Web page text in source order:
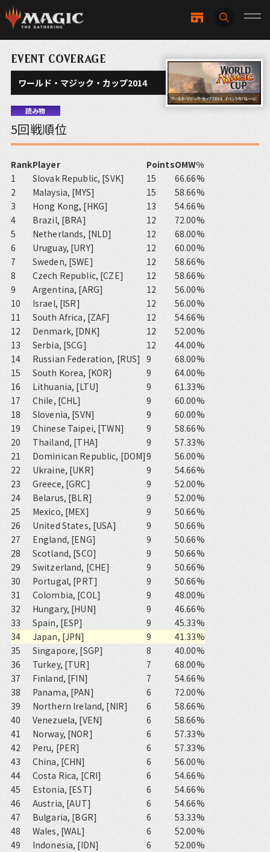
EVENT COVERAGE
ワールド・マジック・カップ2014
読み物
5回戦順位
RankPlayer PointsOMW%
1
Slovak Republic, [SVK] 15
66.66%
2
Malaysia, [MYS] 15
58.66%
3
Hong Kong, [HKG] 13
54.66%
4
Brazil, [BRA] 12
72.00%
5
Netherlands, [NLD] 12
68.00%
6
Uruguay, [URY] 12
60.00%
7
Sweden, [SWE] 12
58.66%
8
Czech Republic, [CZE] 12
58.66%
9
Argentina, [ARG] 12
56.00%
10
Israel, [ISR] 12
56.00%
11
South Africa, [ZAF] 12
54.66%
12
Denmark, [DNK] 12
52.00%
13
Serbia, [SCG] 12
44.00%
14
Russian Federation, [RUS] 9
68.00%
15
South Korea, [KOR] 9
64.00%
16
Lithuania, [LTU] 9
61.33%
17
Chile, [CHL] 9
60.00%
18
Slovenia, [SVN] 9
60.00%
19
Chinese Taipei, [TWN] 9
58.66%
20
Thailand, [THA] 9
57.33%
21
Dominican Republic, [DOM]9
56.00%
22
Ukraine, [UKR] 9
54.66%
23
Greece, [GRC] 9
52.00%
24
Belarus, [BLR] 9
52.00%
25
Mexico, [MEX] 9
50.66%
26
United States, [USA] 9
50.66%
27
England, [ENG] 9
50.66%
28
Scotland, [SCO] 9
50.66%
29
Switzerland, [CHE] 9
50.66%
30
Portugal, [PRT] 9
50.66%
31
Colombia, [COL] 9
48.00%
32
Hungary, [HUN] 9
46.66%
33
Spain, [ESP] 9
45.33%
34
Japan, [JPN] 9
41.33%
35
Singapore, [SGP] 8
40.00%
36
Turkey, [TUR] 7
68.00%
37
Finland, [FIN] 7
54.66%
38
Panama, [PAN] 6
72.00%
39
Northern Ireland, [NIR] 6
58.66%
40
Venezuela, [VEN] 6
58.66%
41
Norway, [NOR] 6
57.33%
42
Peru, [PER] 6
57.33%
43
China, [CHN] 6
56.00%
44
Costa Rica, [CRI] 6
54.66%
45
Estonia, [EST] 6
54.66%
46
Austria, [AUT] 6
54.66%
47
Bulgaria, [BGR] 6
53.33%
48
Wales, [WAL] 6
52.00%
49
Indonesia, [IDN] 6
52.00%